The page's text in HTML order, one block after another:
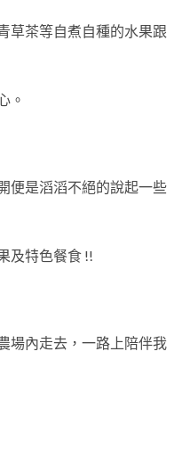
草茶等自煮自種的水果跟
。
便是滔滔不絕的說起一些
及特色餐食 !!
場內走去，一路上陪伴我